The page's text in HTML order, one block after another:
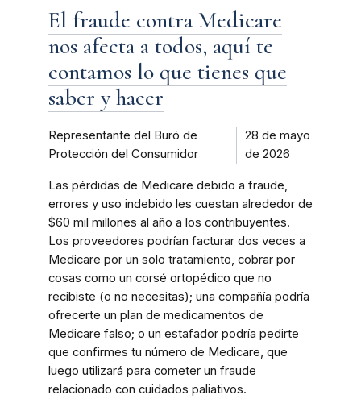
El fraude contra Medicare
nos afecta a todos, aquí te
contamos lo que tienes que
saber y hacer
Representante del Buró de
Protección del Consumidor
28 de mayo
de 2026
Las pérdidas de Medicare debido a fraude,
errores y uso indebido les cuestan alrededor de
$60 mil millones al año a los contribuyentes.
Los proveedores podrían facturar dos veces a
Medicare por un solo tratamiento, cobrar por
cosas como un corsé ortopédico que no
recibiste (o no necesitas); una compañía podría
ofrecerte un plan de medicamentos de
Medicare falso; o un estafador podría pedirte
que confirmes tu número de Medicare, que
luego utilizará para cometer un fraude
relacionado con cuidados paliativos.